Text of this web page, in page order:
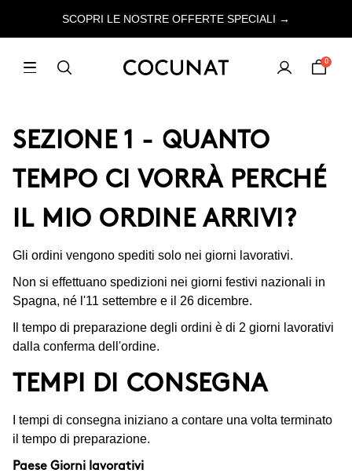
SCOPRI LE NOSTRE OFFERTE SPECIALI →
0
SEZIONE 1 - QUANTO
TEMPO CI VORRÀ PERCHÉ
IL MIO ORDINE ARRIVI?
Gli ordini vengono spediti solo nei giorni lavorativi.
Non si effettuano spedizioni nei giorni festivi nazionali in
Spagna, né l'11 settembre e il 26 dicembre.
Il tempo di preparazione degli ordini è di 2 giorni lavorativi
dalla conferma dell'ordine.
TEMPI DI CONSEGNA
I tempi di consegna iniziano a contare una volta terminato
il tempo di preparazione.
Paese Giorni lavorativi